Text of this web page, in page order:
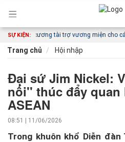
SỰ KIỆN:
kim cương tài trợ vương miện cho các
Trang chủ Hội nhập
Đại sứ Jim Nickel:
nối'' thúc đẩy quan
ASEAN
08:51 | 11/06/2026
Trong khuôn khổ Diễn đàn